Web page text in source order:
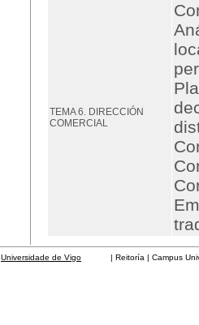
TEMA 6. DIRECCIÓN
COMERCIAL
Universidade de Vigo | Reitoría | Campus